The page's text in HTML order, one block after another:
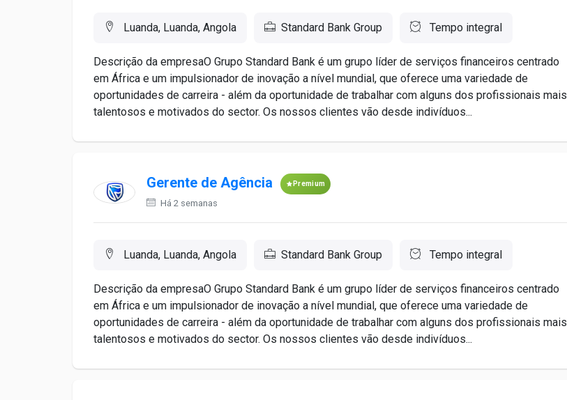
Luanda, Luanda, Angola Standard Bank Group Tempo integral
Descrição da empresaO Grupo Standard Bank é um grupo líder de serviços financeiros centrado
em África e um impulsionador de inovação a nível mundial, que oferece uma variedade de
oportunidades de carreira - além da oportunidade de trabalhar com alguns dos profissionais mais
talentosos e motivados do sector. Os nossos clientes vão desde indivíduos...
Gerente de Agência Premium
Há 2 semanas
Luanda, Luanda, Angola Standard Bank Group Tempo integral
Descrição da empresaO Grupo Standard Bank é um grupo líder de serviços financeiros centrado
em África e um impulsionador de inovação a nível mundial, que oferece uma variedade de
oportunidades de carreira - além da oportunidade de trabalhar com alguns dos profissionais mais
talentosos e motivados do sector. Os nossos clientes vão desde indivíduos...